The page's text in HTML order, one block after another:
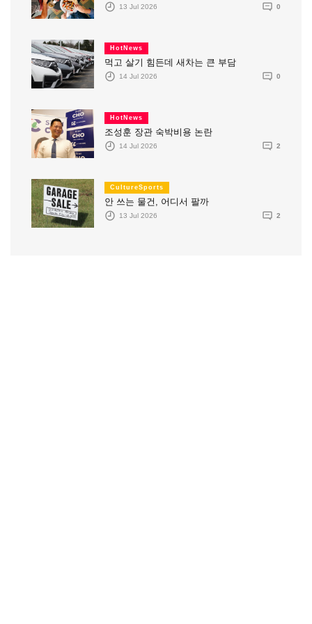
13 Jul 2026 0
HotNews
먹고 살기 힘든데 새차는 큰 부담
14 Jul 2026 0
HotNews
조성훈 장관 숙박비용 논란
14 Jul 2026 2
CultureSports
안 쓰는 물건, 어디서 팔까
13 Jul 2026 2